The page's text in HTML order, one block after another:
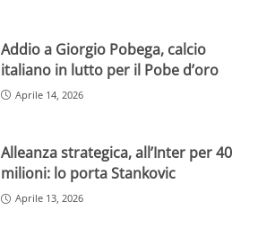
Addio a Giorgio Pobega, calcio
italiano in lutto per il Pobe d’oro
Aprile 14, 2026
Alleanza strategica, all’Inter per 40
milioni: lo porta Stankovic
Aprile 13, 2026